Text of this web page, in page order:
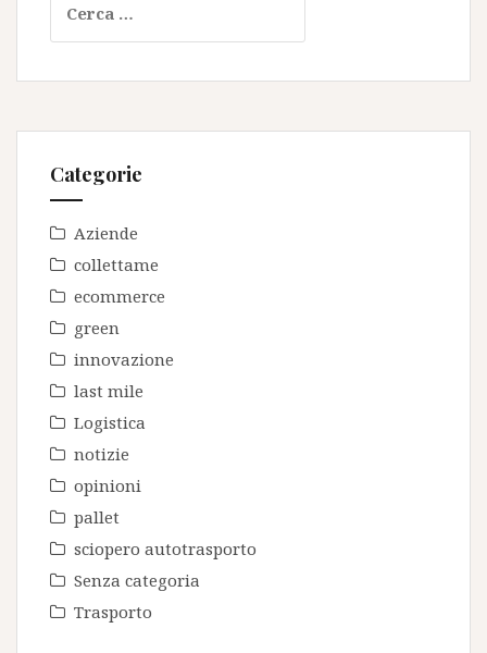
per:
Categorie
Aziende
collettame
ecommerce
green
innovazione
last mile
Logistica
notizie
opinioni
pallet
sciopero autotrasporto
Senza categoria
Trasporto